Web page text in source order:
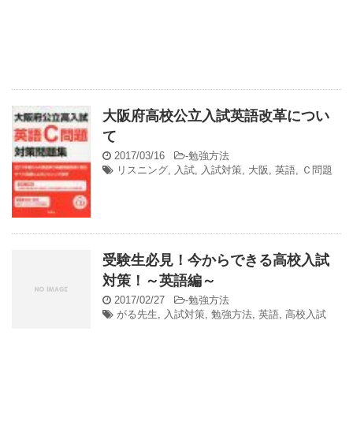
大阪府高校公立入試英語改革につい
て
2017/03/16 -勉強方法
リスニング, 入試, 入試対策, 大阪 , 英語, Ｃ問題
受験生必見！今からできる高校入試
対策！～英語編～
2017/02/27 -勉強方法
がる先生
入試対策 勉強方法 英語 高校入試